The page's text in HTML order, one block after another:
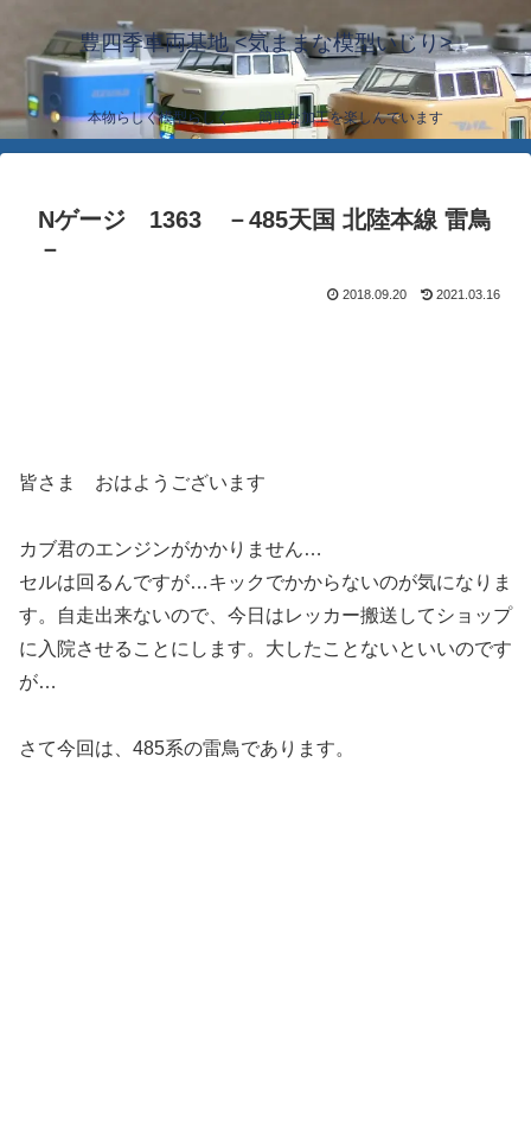
豊四季車両基地 <気ままな模型いじり>
本物らしく模型らしく… 簡単な加工を楽しんでいます
Nゲージ 1363 －485天国 北陸本線 雷鳥
－
2018.09.20 2021.03.16
皆さま おはようございます
カブ君のエンジンがかかりません…
セルは回るんですが…キックでかからないのが気になりま
す。自走出来ないので、今日はレッカー搬送してショップ
に入院させることにします。大したことないといいのです
が…
さて今回は、485系の雷鳥であります。